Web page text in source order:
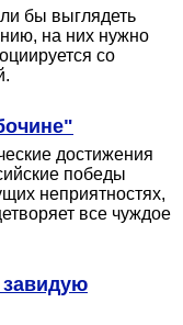
бы выглядеть
на них нужно
со
достижения
победы
неприятностях,
все чуждое